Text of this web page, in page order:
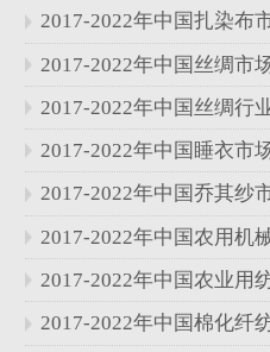
析报告
2017-2022年中国扎染布
析报告
2017-2022年中国丝绸市
究报告
2017-2022年中国丝绸行
报告
2017-2022年中国睡衣市
报告
2017-2022年中国乔其纱
析报告
2017-2022年中国农用机
性研究报告
2017-2022年中国农业用
趋势分析报告
2017-2022年中国棉化纤